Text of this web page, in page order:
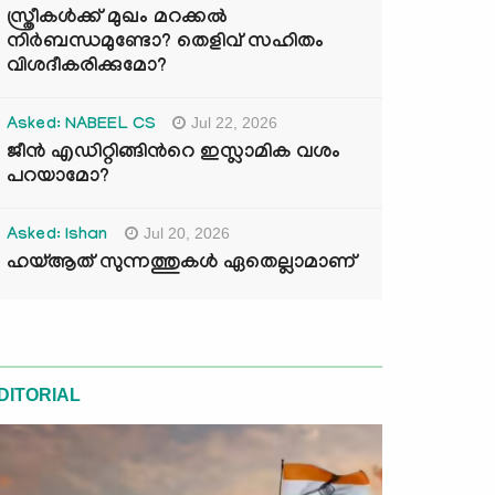
സ്ത്രീകൾക്ക് മുഖം മറക്കൽ
നിർബന്ധമുണ്ടോ? തെളിവ് സഹിതം
വിശദീകരിക്കുമോ?
Asked: NABEEL CS Jul 22, 2026
ജീൻ എഡിറ്റിങ്ങിന്‍റെ ഇസ്ലാമിക വശം
പറയാമോ?
Asked: Ishan Jul 20, 2026
ഹയ്ആത് സുന്നത്തുകൾ ഏതെല്ലാമാണ്